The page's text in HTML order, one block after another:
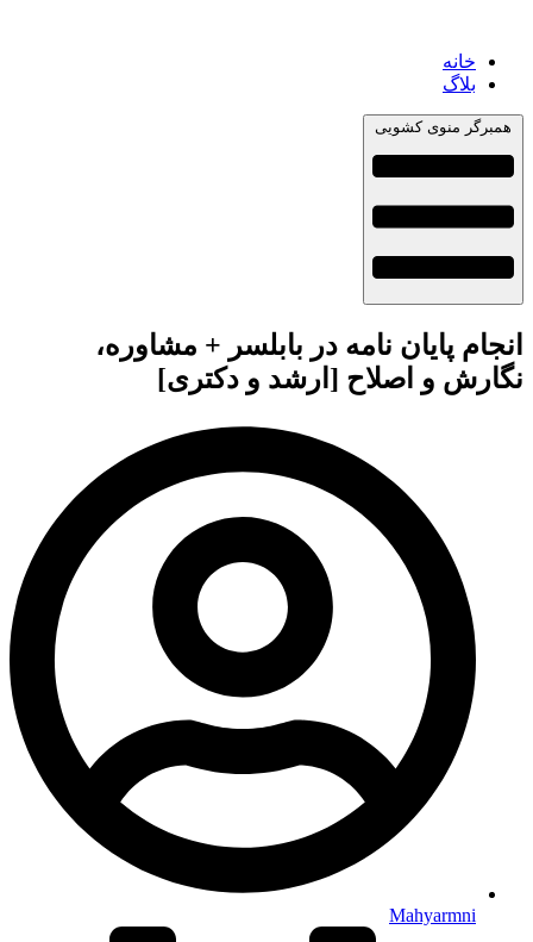
خانه
بلاگ
همبرگر منوی کشویی
انجام پایان نامه در بابلسر + مشاوره،
نگارش و اصلاح [ارشد و دکتری]
Mahyarmni